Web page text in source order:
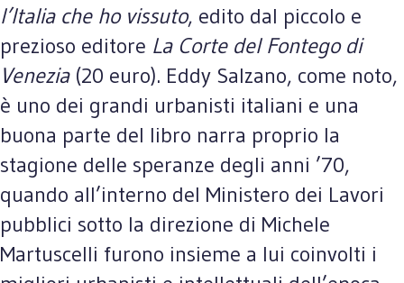
l’Italia che ho vissuto, edito dal piccolo e
prezioso editore La Corte del Fontego di
Venezia(20 euro). Eddy Salzano, come noto,
è uno dei grandi urbanisti italiani e una
buona parte del libro narra proprio la
stagione delle speranze degli anni ’70,
quando all’interno del Ministero dei Lavori
pubblici sotto la direzione di Michele
Martuscelli furono insieme a lui coinvolti i